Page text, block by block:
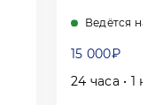
Ведётся
15 000₽
24 часа • 1